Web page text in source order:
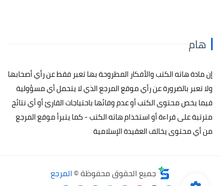
هام
إن مادة هاته الكتب والأفكار المطروحة بها تعبر فقط عن رأي أصحابها
ولا تعبر بالضرورة عن رأي موقع المرجع الذي لا يتحمل أي مسؤولية
فيما يخص محتوى الكتب أو عدم وفائها باحتياجات القارئ أو أي نتائج
مترتبة على قراءة أو استخدام هاته الكتب - كما يتبرأ موقع المرجع
من أي محتوى يخالف العقيدة الإسلامية
جميع الحقوق محفوظة ©المرجع